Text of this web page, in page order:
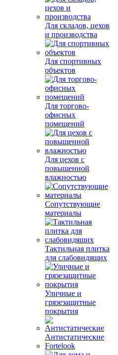
Для складов, цехов
и производства
Для спортивных
объектов
Для торгово-
офисных
помещений
Для цехов с
повышенной
влажностью
Сопутствующие
материалы
Тактильная плитка
для слабовидящих
Уличные и
грязезащитные
покрытия
Антистатические
Fortelook